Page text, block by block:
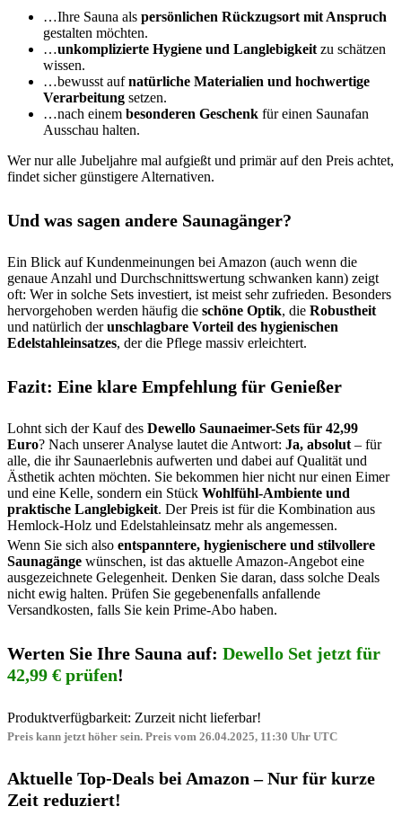
…Ihre Sauna als persönlichen Rückzugsort mit Anspruch
gestalten möchten.
…unkomplizierte Hygiene und Langlebigkeit zu schätzen
wissen.
…bewusst aufnatürliche Materialien und hochwertige
Verarbeitung setzen.
…nach einem besonderen Geschenk für einen Saunafan
Ausschau halten.
Wer nur alle Jubeljahre mal aufgießt und primär auf den Preis achtet,
findet sicher günstigere Alternativen.
Und was sagen andere Saunagänger?
Ein Blick auf Kundenmeinungen bei Amazon (auch wenn die
genaue Anzahl und Durchschnittswertung schwanken kann) zeigt
oft: Wer in solche Sets investiert, ist meist sehr zufrieden. Besonders
hervorgehoben werden häufig die schöne Optik, die Robustheit
und natürlich derunschlagbare Vorteil des hygienischen
Edelstahleinsatzes, der die Pflege massiv erleichtert.
Fazit: Eine klare Empfehlung für Genießer
Lohnt sich der Kauf des Dewello Saunaeimer-Sets für 42,99
Euro? Nach unserer Analyse lautet die Antwort: Ja, absolut– für
alle, die ihr Saunaerlebnis aufwerten und dabei auf Qualität und
Ästhetik achten möchten. Sie bekommen hier nicht nur einen Eimer
und eine Kelle, sondern ein Stück Wohlfühl-Ambiente und
praktische Langlebigkeit. Der Preis ist für die Kombination aus
Hemlock-Holz und Edelstahleinsatz mehr als angemessen.
Wenn Sie sich also entspanntere, hygienischere und stilvollere
Saunagänge wünschen, ist das aktuelle Amazon-Angebot eine
ausgezeichnete Gelegenheit. Denken Sie daran, dass solche Deals
nicht ewig halten. Prüfen Sie gegebenenfalls anfallende
Versandkosten, falls Sie kein Prime-Abo haben.
Werten Sie Ihre Sauna auf: Dewello Set jetzt für
42,99 € prüfen!
Produktverfügbarkeit: Zurzeit nicht lieferbar!
Preis kann jetzt höher sein. Preis vom 26.04.2025, 11:30 Uhr UTC
Aktuelle Top-Deals bei Amazon – Nur für kurze
Zeit reduziert!